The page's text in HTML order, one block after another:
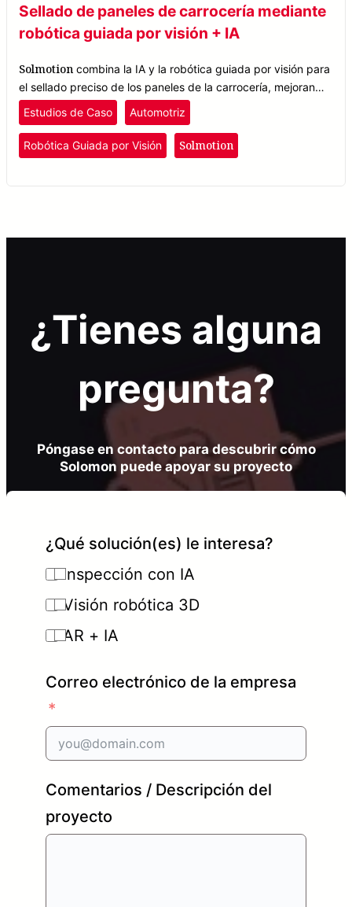
Sellado de paneles de carrocería mediante
robótica guiada por visión + IA
Solmotion combina la IA y la robótica guiada por visión para
el sellado preciso de los paneles de la carrocería, mejorando
la calidad y la eficiencia en la fabricación de automóviles.
Estudios de Caso Automotriz
Robótica Guiada por Visión Solmotion
¿Tienes alguna
pregunta?
Póngase en contacto para descubrir cómo
Solomon puede apoyar su proyecto
¿Qué solución(es) le interesa?
Inspección con IA
Visión robótica 3D
AR + IA
Correo electrónico de la empresa
Comentarios / Descripción del
proyecto